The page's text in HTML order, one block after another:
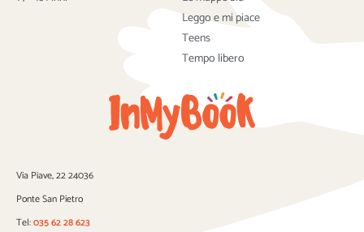
Leggo e mi piace
Teens
Tempo libero
Via Piave, 22 24036
Ponte San Pietro
Tel:035 62 28 623